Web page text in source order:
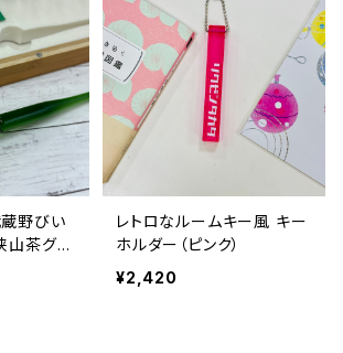
蔵野びい
山茶グリ
レトロなルームキー風 キー
ホルダー（ピンク）
¥2,420